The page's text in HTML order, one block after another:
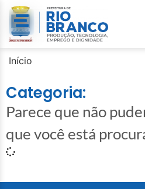
Início
Categoria:
Parece que não
que você está